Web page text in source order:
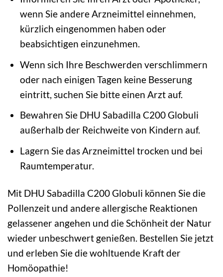
wenn Sie andere Arzneimittel einnehmen,
kürzlich eingenommen haben oder
beabsichtigen einzunehmen.
Wenn sich Ihre Beschwerden verschlimmern
oder nach einigen Tagen keine Besserung
eintritt, suchen Sie bitte einen Arzt auf.
Bewahren Sie DHU Sabadilla C200 Globuli
außerhalb der Reichweite von Kindern auf.
Lagern Sie das Arzneimittel trocken und bei
Raumtemperatur.
Mit DHU Sabadilla C200 Globuli können Sie die
Pollenzeit und andere allergische Reaktionen
gelassener angehen und die Schönheit der Natur
wieder unbeschwert genießen. Bestellen Sie jetzt
und erleben Sie die wohltuende Kraft der
Homöopathie!